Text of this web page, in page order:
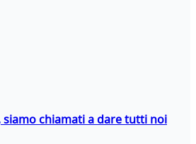
chiamati a dare tutti noi